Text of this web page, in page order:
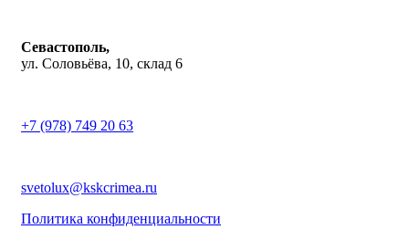
Севастополь,
ул. Соловьёва, 10, склад 6
+7 (978) 749 20 63
svetolux@kskcrimea.ru
Политика конфиденциальности